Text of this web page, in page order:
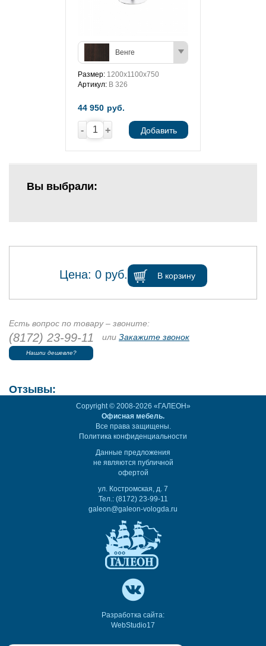
Венге
Размер: 1200x1100x750
Артикул: В 326
44 950 руб.
- + Добавить
Вы выбрали:
Цена: 0руб. В корзину
Есть вопрос по товару – звоните:
(8172) 23-99-11 или Закажите звонок
Нашли дешевле?
Отзывы:
Copyright © 2008-2026 «ГАЛЕОН»
Офисная мебель.
Все права защищены.
Политика конфиденциальности
Данные предложения
не являются публичной
офертой
ул. Костромская, д. 7
Тел.: (8172) 23-99-11
galeon@galeon-vologda.ru
Разработка сайта:
WebStudio17